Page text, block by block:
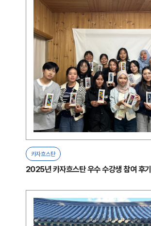
카자흐스탄
2025년 카자흐스탄 우수 수강생 참여 후기